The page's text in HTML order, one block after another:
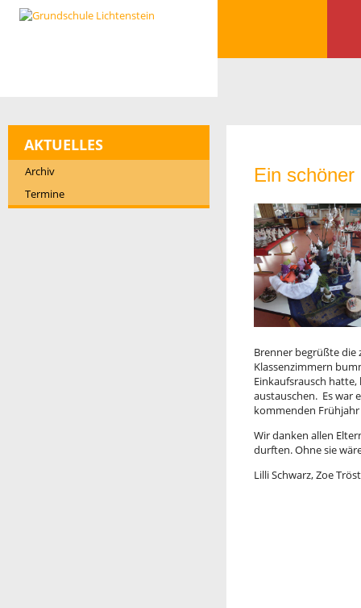
AKTUELLES
Archiv
Termine
Ein
Brenner begrüßte
Klassenzimmern
Einkaufsrausch
austauschen. Es war
kommenden
Wir danken allen
durften. Ohne sie
Lilli Schwarz, Zoe